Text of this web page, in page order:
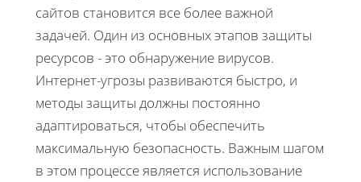
сайтов становится все более важной
задачей. Один из основных этапов защиты
ресурсов - это обнаружение вирусов.
Интернет-угрозы развиваются быстро, и
методы защиты должны постоянно
адаптироваться, чтобы обеспечить
максимальную безопасность. Важным шагом
в этом процессе является использование